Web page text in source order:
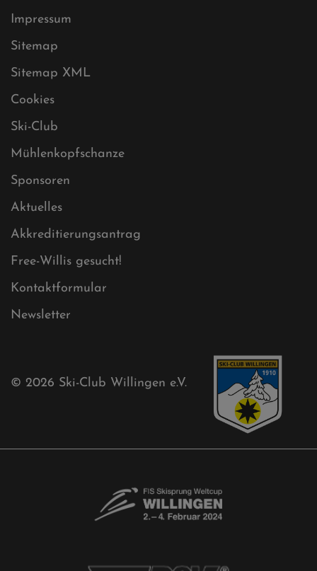
Datenschutz
Impressum
Sitemap
Sitemap XML
Cookies
Ski-Club
Mühlenkopfschanze
Akkreditierungsantrag